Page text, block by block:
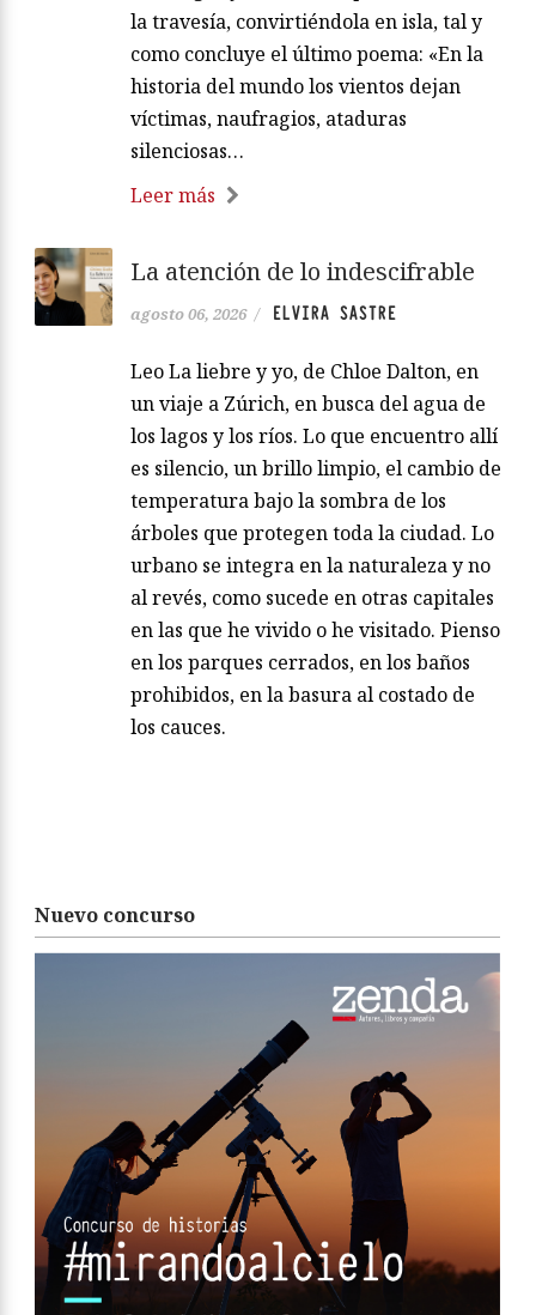
la travesía, convirtiéndola en isla, tal y
como concluye el último poema: «En la
historia del mundo los vientos dejan
víctimas, naufragios, ataduras
silenciosas…
Leer más
La atención de lo indescifrable
agosto 06, 2026 / ELVIRA SASTRE
Leo La liebre y yo, de Chloe Dalton, en
un viaje a Zúrich, en busca del agua de
los lagos y los ríos. Lo que encuentro allí
es silencio, un brillo limpio, el cambio de
temperatura bajo la sombra de los
árboles que protegen toda la ciudad. Lo
urbano se integra en la naturaleza y no
al revés, como sucede en otras capitales
en las que he vivido o he visitado. Pienso
en los parques cerrados, en los baños
prohibidos, en la basura al costado de
los cauces.
Nuevo concurso